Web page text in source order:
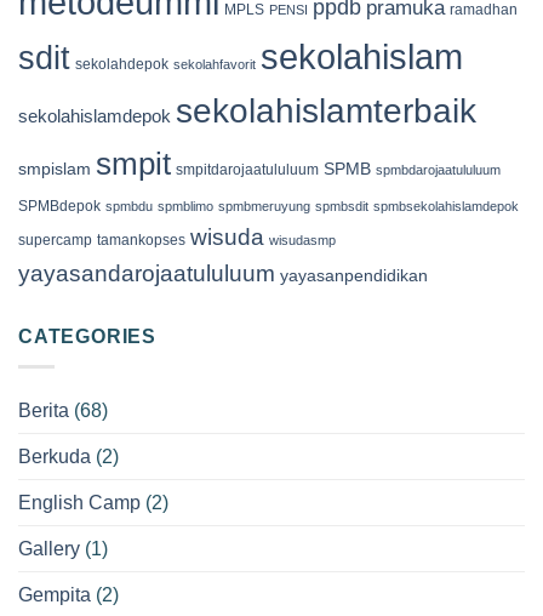
MPLS PENSI ppdb pramuka ramadhan
sdit sekolahdepok sekolahfavorit sekolahislam
sekolahislamdepok sekolahislamterbaik
smpislam smpit smpitdarojaatululuum SPMB spmbdarojaatululuum
SPMBdepok spmbdu spmblimo spmbmeruyung spmbsdit spmbsekolahislamdepok
supercamp tamankopses wisuda wisudasmp
yayasandarojaatululuum yayasanpendidikan
CATEGORIES
Berita (68)
Berkuda (2)
English Camp (2)
Gallery (1)
Gempita (2)